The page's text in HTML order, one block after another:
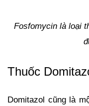
Fosfomycin là loại
Thuốc
Domitazol cũng là